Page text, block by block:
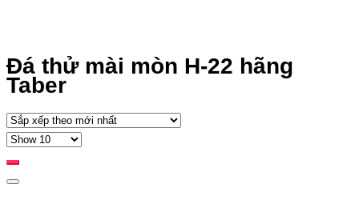
Đá thử mài mòn H-22 hãng
Taber